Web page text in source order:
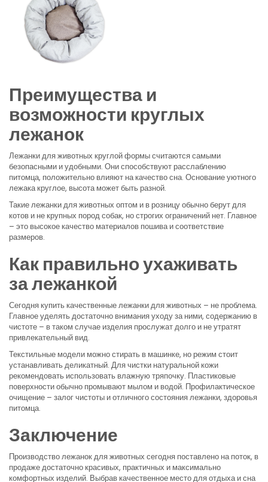
Преимущества и
возможности круглых
лежанок
Лежанки для животных круглой формы считаются самыми
безопасными и удобными. Они способствуют расслаблению
питомца, положительно влияют на качество сна. Основание уютного
лежака круглое, высота может быть разной.
Такие лежанки для животных оптом и в розницу обычно берут для
котов и не крупных пород собак, но строгих ограничений нет. Главное
– это высокое качество материалов пошива и соответствие
размеров.
Как правильно ухаживать
за лежанкой
Сегодня купить качественные лежанки для животных – не проблема.
Главное уделять достаточно внимания уходу за ними, содержанию в
чистоте – в таком случае изделия прослужат долго и не утратят
привлекательный вид.
Текстильные модели можно стирать в машинке, но режим стоит
устанавливать деликатный. Для чистки натуральной кожи
рекомендовать использовать влажную тряпочку. Пластиковые
поверхности обычно промывают мылом и водой. Профилактическое
очищение – залог чистоты и отличного состояния лежанки, здоровья
питомца.
Заключение
Производство лежанок для животных сегодня поставлено на поток, в
продаже достаточно красивых, практичных и максимально
комфортных изделий. Выбрав качественное место для отдыха и сна